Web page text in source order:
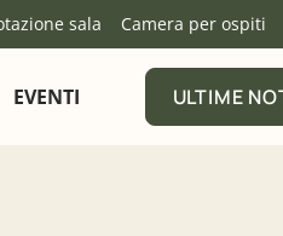
sala Camera per ospiti
EVENTI ULTIME
ULTIME